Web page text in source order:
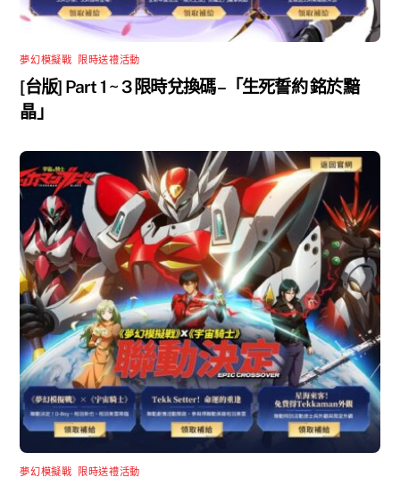
夢幻模擬戰 限時送禮活動
[台版] Part 1 ~ 3 限時兌換碼 –「生死誓約 銘於黯
晶」
夢幻模擬戰 限時送禮活動